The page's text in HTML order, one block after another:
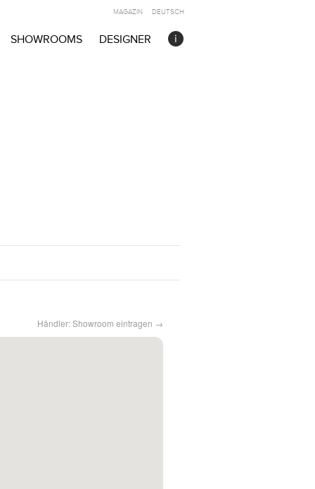
SHOWROOMS DESIGNER
MAGAZIN DEUTSCH
Händler: Showroom eintragen →